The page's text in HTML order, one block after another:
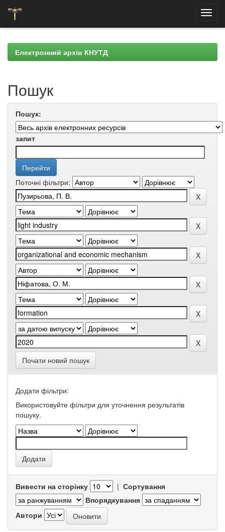
navigationЕлектронний архів КНУТД
Пошук
Пошук:
запит
Поточні фільтри:
Почати новий пошук
Додати фільтри:
Використовуйте фільтри для уточнення результатів
пошуку.
Вивести на сторінку | Сортування
Впорядкування
Автори